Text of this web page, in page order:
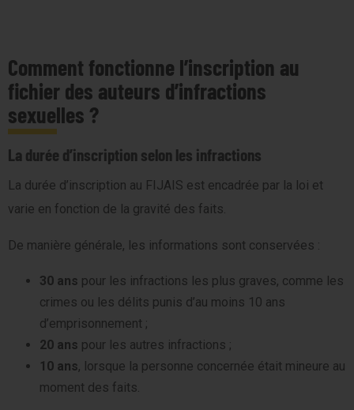
Comment fonctionne l’inscription au
fichier des auteurs d’infractions
sexuelles ?
La durée d’inscription selon les infractions
La durée d’inscription au FIJAIS est encadrée par la loi et
varie en fonction de la gravité des faits.
De manière générale, les informations sont conservées :
30 ans pour les infractions les plus graves, comme les
crimes ou les délits punis d’au moins 10 ans
d’emprisonnement ;
20 ans pour les autres infractions ;
10 ans, lorsque la personne concernée était mineure au
moment des faits.